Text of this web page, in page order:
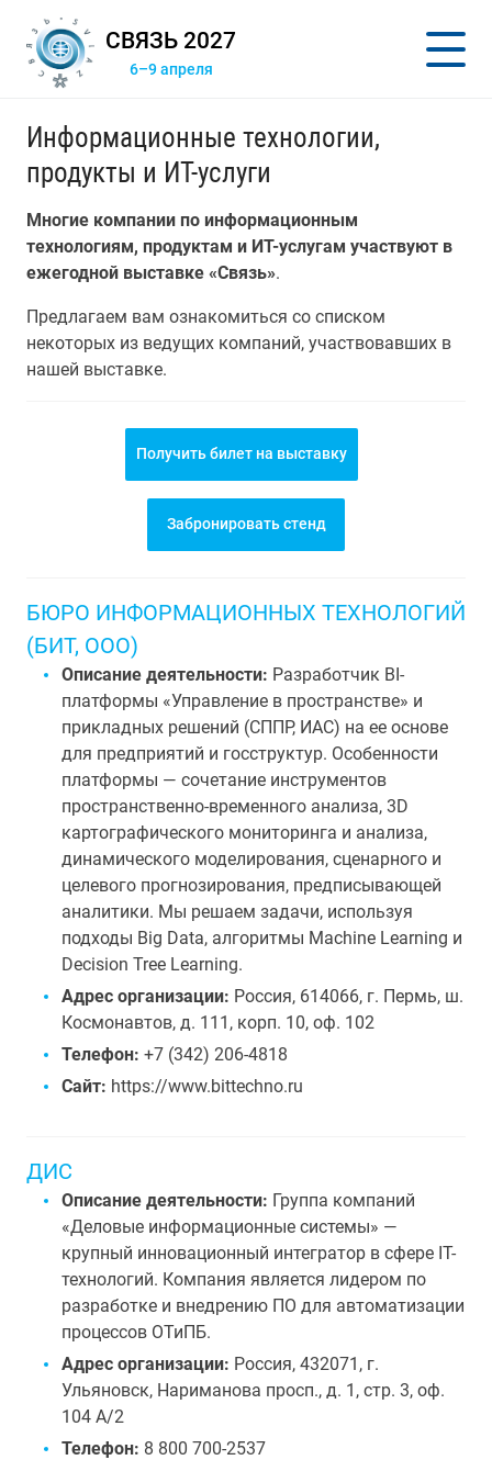
СВЯЗЬ 2027
6–9 апреля
Информационные технологии,
продукты и ИТ-услуги
Многие компании по информационным
технологиям, продуктам и ИТ-услугам участвуют в
ежегодной выставке «Связь».
Предлагаем вам ознакомиться со списком
некоторых из ведущих компаний, участвовавших в
нашей выставке.
Получить билет на выставку
Забронировать стенд
БЮРО ИНФОРМАЦИОННЫХ ТЕХНОЛОГИЙ
(БИТ, ООО)
Описание деятельности: Разработчик BI-
платформы «Управление в пространстве» и
прикладных решений (СППР, ИАС) на ее основе
для предприятий и госструктур. Особенности
платформы — сочетание инструментов
пространственно-временного анализа, 3D
картографического мониторинга и анализа,
динамического моделирования, сценарного и
целевого прогнозирования, предписывающей
аналитики. Мы решаем задачи, используя
подходы Big Data, алгоритмы Machine Learning и
Decision Tree Learning.
Адрес организации: Россия, 614066, г. Пермь, ш.
Космонавтов, д. 111, корп. 10, оф. 102
Телефон: +7 (342) 206-4818
Сайт: https://www.bittechno.ru
ДИС
Описание деятельности: Группа компаний
«Деловые информационные системы» —
крупный инновационный интегратор в сфере IT-
технологий. Компания является лидером по
разработке и внедрению ПО для автоматизации
процессов ОТиПБ.
Адрес организации: Россия, 432071, г.
Ульяновск, Нариманова просп., д. 1, стр. 3, оф.
104 А/2
Телефон: 8 800 700-2537